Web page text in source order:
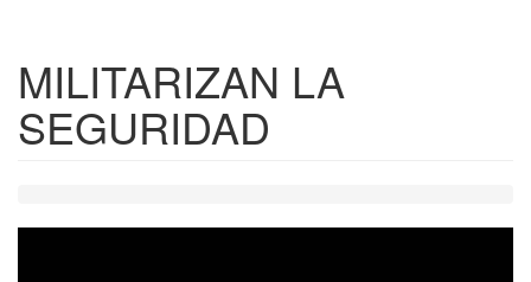
MILITARIZAN LA
SEGURIDAD